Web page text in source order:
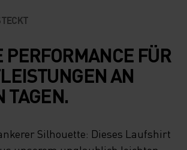
PERFORMANCE FÜR
AN
TAGEN.
Silhouette: Dieses Laufshirt